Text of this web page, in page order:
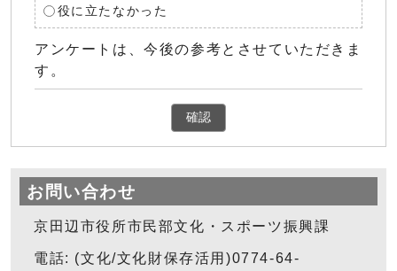
役に立たなかった
アンケートは、今後の参考とさせていただきま
す。
確認
お問い合わせ
京田辺市役所市民部文化・スポーツ振興課
電話: (文化/文化財保存活用)0774-64-